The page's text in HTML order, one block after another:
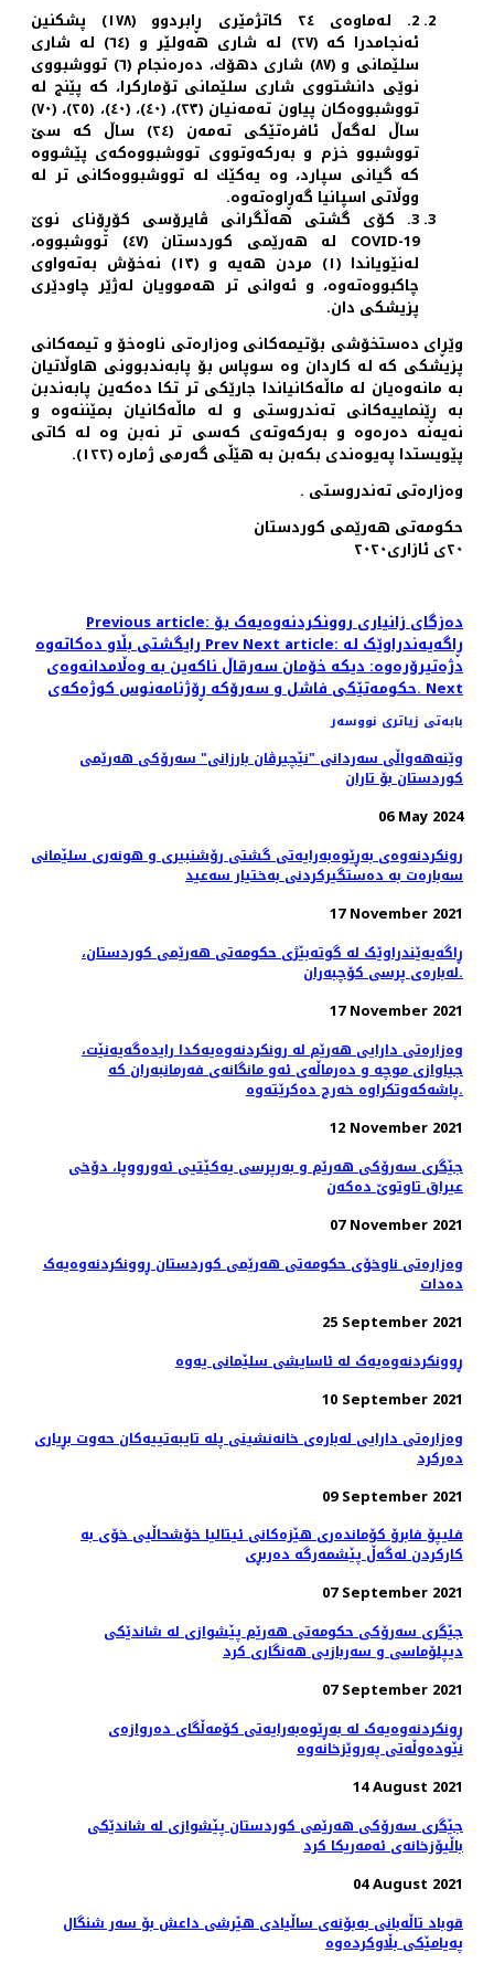
2. لەماوەی ٢٤ کاتژمێری ڕابردوو (١٧٨) پشکنین
ئەنجامدرا کە (٢٧) لە شاری هەولێر و (٦٤) لە شاری
سلێمانی و (٨٧) شاری دهۆك، دەرەنجام (٦) تووشبووی
نوێی دانشتووی شاری سلێمانی تۆمارکرا، کە پێنج لە
تووشبووەکان پیاون تەمەنیان (٢٣)، (٤٠)، (٤٠)، (٢٥)، (٧٠)
ساڵ لەگەڵ ئافرەتێکی تەمەن (٢٤) ساڵ کە سێ
تووشبوو خزم و بەرکەوتووی تووشبووەکەی پێشووە
کە گیانی سپارد، وە یەكێك لە تووشبووەکانی تر لە
ووڵاتی اسپانیا گەڕاوەتەوە.
3. کۆی گشتی هەڵگرانی ڤایرۆسی کۆڕۆنای نوێ
COVID-19 لە هەرێمی کوردستان (٤٧) تووشبووە،
لەنێویاندا (١) مردن هەیە و (١٣) نەخۆش بەتەواوی
چاکبووەتەوە، و ئەوانی تر هەموویان لەژێر چاودێری
پزیشکی دان.
وێڕای دەستخۆشی بۆتیمەکانی وەزارەتی ناوەخۆ و تیمەکانی
پزیشکی کە لە کاردان وە سوپاس بۆ پابەندبوونی هاوڵاتیان
بە مانەوەیان لە ماڵەکانیاندا جارێکی تر تکا دەکەین پابەندبن
بە ڕێنماییەکانی تەندروستی و لە ماڵەکانیان بمێننەوە و
نەیەنە دەرەوە و بەرکەوتەی کەسی تر نەبن وە لە کاتی
پێویستدا پەیوەندی بکەبن بە هێڵی گەرمی ژمارە (١٢٢).
وەزارەتی تەندروستی .
حکومەتی هەرێمی کوردستان
٢٠ی ئازاری٢٠٢٠
Previous article: دەزگای زانیاری روونکردنەوەیەک بۆ
رایگشتی بڵاو دەکاتەوەPrevNext article: ڕاگەیەندراوێک لە
دژەتیرۆرەوە: دیکە خۆمان سەرقاڵ ناکەین بە وەڵامدانەوەی
حکومەتێکی فاشل و سەرۆکە ڕۆژنامەنوس کوژەکەی.Next
بابەتی زیاتری نووسەر
وێنه‌هه‌واڵی سه‌ردانی "نێچیرڤان بارزانی" سەرۆکی هەرێمی
کوردستان بۆ تاران
06 May 2024
رونکردنەوەی بەڕێوەبەرایەتی گشتی رۆشنبیری و هونەری سلێمانی
سەبارەت بە دەستگیرکردنی بەختیار سەعید
17 November 2021
ڕاگەیەێندراوێک لە گوتەبێژی حکومەتی ھەرێمی کوردستان،
لەبارەی پرسی کۆچبەران.
17 November 2021
وەزارەتی دارایی هەرێم لە رونکردنەوەیەکدا رایدەگەیەنێت،
جیاوازی موچە و دەرماڵەی ئەو مانگانەی فەرمانبەران کە
پاشەکەوتکراوە خەرج دەکرێتەوە.
12 November 2021
جێگری سەرۆکی هەرێم و بەرپرسی یەکێتیی ئەورووپا، دۆخى
عيراق تاوتوێ ده‌كه‌ن
07 November 2021
وەزارەتی ناوخۆی حکومەتی هەرێمی کوردستان ڕوونکردنەوەیەک
دەدات
25 September 2021
ڕوونکردنەوەیەک لە ئاسایشی سلێمانی یەوە
10 September 2021
وەزارەتی دارایی لەبارەی خانەنشینی پلە تایبەتییەکان حەوت بڕیاری
دەرکرد
09 September 2021
فلیپۆ فابرۆ کۆماندەری هێزەکانی ئیتالیا خۆشحاڵیی خۆی بە
كاركردن لەگەڵ پێشمەرگە دەربڕی
07 September 2021
جێگری سەرۆکی حکومەتی هەرێم پێشوازی لە شاندێکی
دیپلۆماسی و سەربازیی هەنگاری کرد
07 September 2021
ڕونکردنەوەیەک لە بەڕێوەبەرایەتی کۆمەڵگای دەروازەی
نێودەوڵەتی پەروێزخانەوە
14 August 2021
جێگری سەرۆکی هەرێمی کوردستان پێشوازی لە شاندێکی
باڵیۆزخانه‌ی ئه‌مه‌ریکا کرد
04 August 2021
قوباد تاڵەبانی بەبۆنەی ساڵیادی هێرشی داعش بۆ سەر شنگال
پەیامێکی بڵاوکردەوە